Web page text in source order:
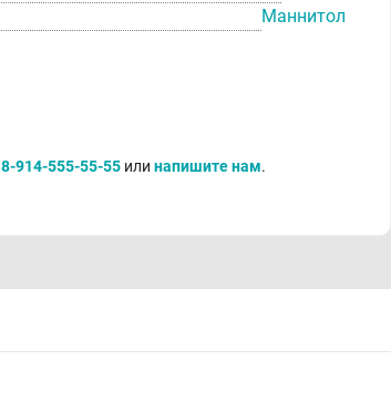
Маннитол
8-914-555-55-55 или напишите нам.